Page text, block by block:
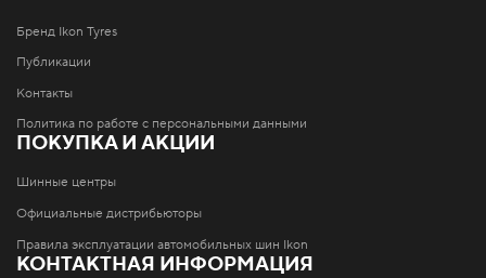
Бренд Ikon Tyres
Публикации
Контакты
Политика по работе с персональными данными
ПОКУПКА И АКЦИИ
Шинные центры
Официальные дистрибьюторы
Правила эксплуатации автомобильных шин Ikon
КОНТАКТНАЯ ИНФОРМАЦИЯ